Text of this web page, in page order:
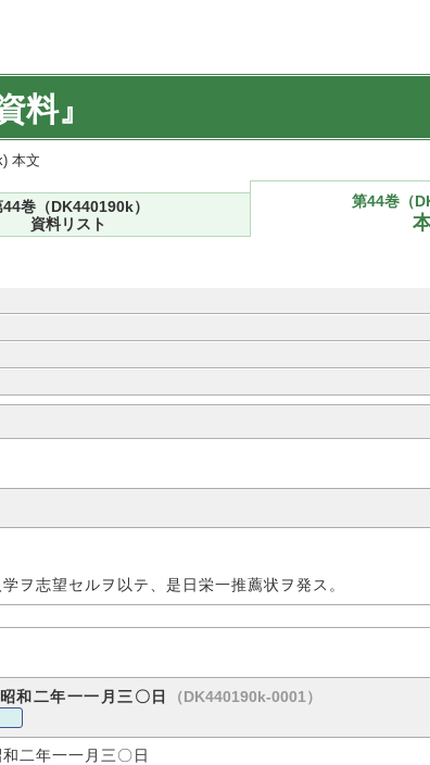
料』
本文
44巻（DK440190k）
資料リスト
第44巻（
ヲ志望セルヲ以テ、是日栄一推薦状ヲ発ス。
和二年一一月三〇日
（DK440190k-0001）
二年一一月三〇日